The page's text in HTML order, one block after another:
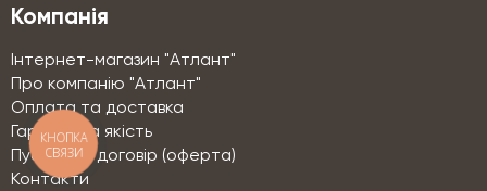
Компанія
Інтернет-магазин "Атлант"
Про компанію "Атлант"
Оплата та доставка
Гарантії та якість
Публічний договір (оферта)
Контакти
КНОПКА
СВЯЗИ